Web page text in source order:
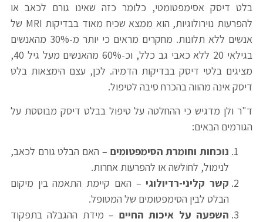
בלט דיסק אסימפטומטי, כלומר כזה שאינו גורם לכאב או
להפרעות נוירולוגיות, הוא ממצא שכיח מאוד בבדיקות MRI של
אנשים ללא תלונות. מחקרים מראים כי יותר מ-30% מהאנשים
בגילאי 20 ללא כאבי גב כלל, וכ-60% מהאנשים מעל גיל 40,
מציגים בלטי דיסק בבדיקות הדמיה. לכן, עצם הימצאות בלט
דיסק אינה מהווה בהכרח סיבה לטיפול.
ד"ר ולן מדגיש כי ההחלטה על טיפול בבלט דיסק מבוססת על
הגורמים הבאים:
נוכחות וחומרת הסימפטומים – האם הבלט גורם לכאב,
לנימול, לחולשה או להפרעות אחרות.
קשר קליני-רדיולוגי– האם קיימת התאמה בין מיקום
הבלט לבין הסימפטומים של המטופל.
השפעה על איכות החיים – מידת ההגבלה בתפקוד